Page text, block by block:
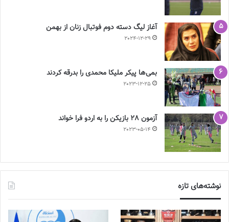
آغاز لیگ دسته دوم فوتبال زنان از بهمن
2024-12-29
بمی‌ها پیکر ملیکا محمدی را بدرقه کردند
2023-12-25
آزمون 28 بازیکن را به اردو فرا خواند
2023-05-14
نوشته‌های تازه